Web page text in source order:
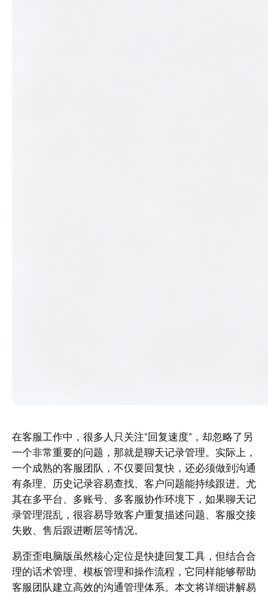
在客服工作中，很多人只关注“回复速度”，却忽略了另
一个非常重要的问题，那就是聊天记录管理。实际上，
一个成熟的客服团队，不仅要回复快，还必须做到沟通
有条理、历史记录容易查找、客户问题能持续跟进。尤
其在多平台、多账号、多客服协作环境下，如果聊天记
录管理混乱，很容易导致客户重复描述问题、客服交接
失败、售后跟进断层等情况。
易歪歪电脑版虽然核心定位是快捷回复工具，但结合合
理的话术管理、模板管理和操作流程，它同样能够帮助
客服团队建立高效的沟通管理体系。本文将详细讲解易